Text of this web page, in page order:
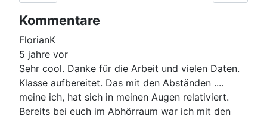
Kommentare
FlorianK
5 jahre vor
Sehr cool. Danke für die Arbeit und vielen Daten.
Klasse aufbereitet. Das mit den Abständen ....
meine ich, hat sich in meinen Augen relativiert.
Bereits bei euch im Abhörraum war ich mit den